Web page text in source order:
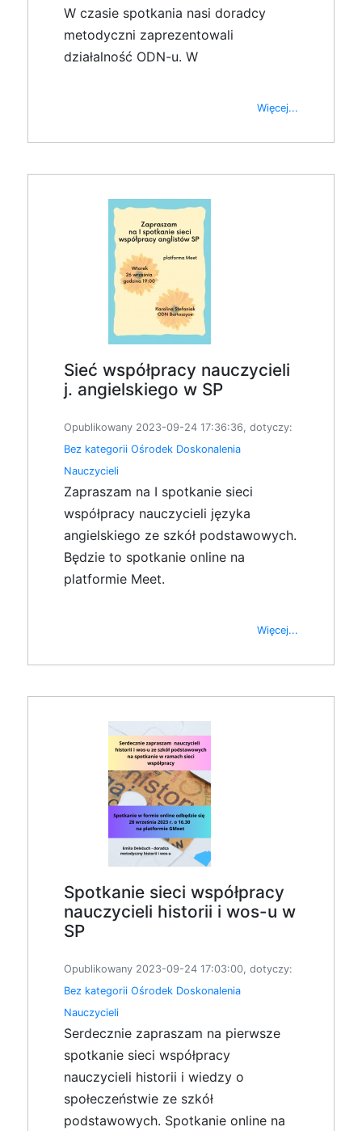
W czasie spotkania nasi doradcy
metodyczni zaprezentowali
działalność ODN-u. W
Więcej...
Sieć współpracy nauczycieli
j. angielskiego w SP
Opublikowany 2023-09-24 17:36:36, dotyczy:
Bez kategorii Ośrodek Doskonalenia
Nauczycieli
Zapraszam na I spotkanie sieci
współpracy nauczycieli języka
angielskiego ze szkół podstawowych.
Będzie to spotkanie online na
platformie Meet.
Więcej...
Spotkanie sieci współpracy
nauczycieli historii i wos-u w
SP
Opublikowany 2023-09-24 17:03:00, dotyczy:
Bez kategorii Ośrodek Doskonalenia
Nauczycieli
Serdecznie zapraszam na pierwsze
spotkanie sieci współpracy
nauczycieli historii i wiedzy o
społeczeństwie ze szkół
podstawowych. Spotkanie online na